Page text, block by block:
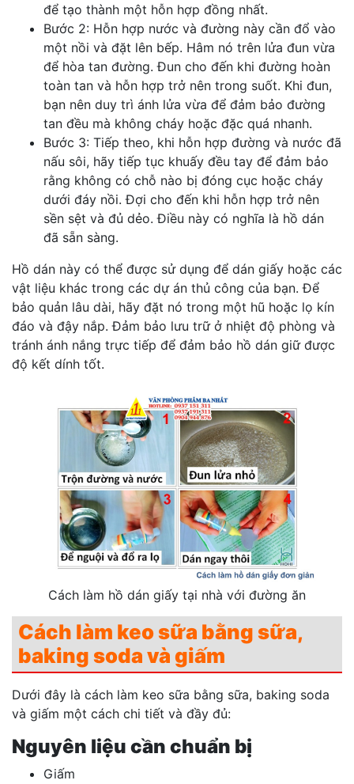
để tạo thành một hỗn hợp đồng nhất.
Bước 2: Hỗn hợp nước và đường này cần đổ vào
một nồi và đặt lên bếp. Hâm nó trên lửa đun vừa
để hòa tan đường. Đun cho đến khi đường hoàn
toàn tan và hỗn hợp trở nên trong suốt. Khi đun,
bạn nên duy trì ánh lửa vừa để đảm bảo đường
tan đều mà không cháy hoặc đặc quá nhanh.
Bước 3: Tiếp theo, khi hỗn hợp đường và nước đã
nấu sôi, hãy tiếp tục khuấy đều tay để đảm bảo
rằng không có chỗ nào bị đóng cục hoặc cháy
dưới đáy nồi. Đợi cho đến khi hỗn hợp trở nên
sền sệt và đủ dẻo. Điều này có nghĩa là hồ dán
đã sẵn sàng.
Hồ dán này có thể được sử dụng để dán giấy hoặc các
vật liệu khác trong các dự án thủ công của bạn. Để
bảo quản lâu dài, hãy đặt nó trong một hũ hoặc lọ kín
đáo và đậy nắp. Đảm bảo lưu trữ ở nhiệt độ phòng và
tránh ánh nắng trực tiếp để đảm bảo hồ dán giữ được
độ kết dính tốt.
Cách làm hồ dán giấy tại nhà với đường ăn
Cách làm keo sữa bằng sữa,
baking soda và giấm
Dưới đây là cách làm keo sữa bằng sữa, baking soda
và giấm một cách chi tiết và đầy đủ:
Nguyên liệu cần chuẩn bị
Giấm